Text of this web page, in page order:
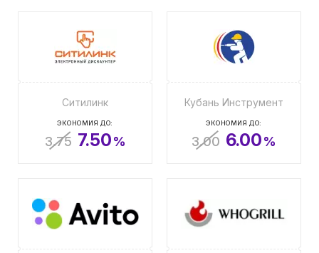
Ситилинк
ЭКОНОМИЯ ДО:
3.75 7.50%
Кубань Инструмент
ЭКОНОМИЯ ДО:
3.00 6.00%